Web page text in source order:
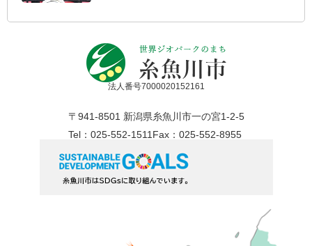
法人番号7000020152161
〒941-8501 新潟県糸魚川市一の宮1-2-5
Tel：025-552-1511 Fax：025-552-8955